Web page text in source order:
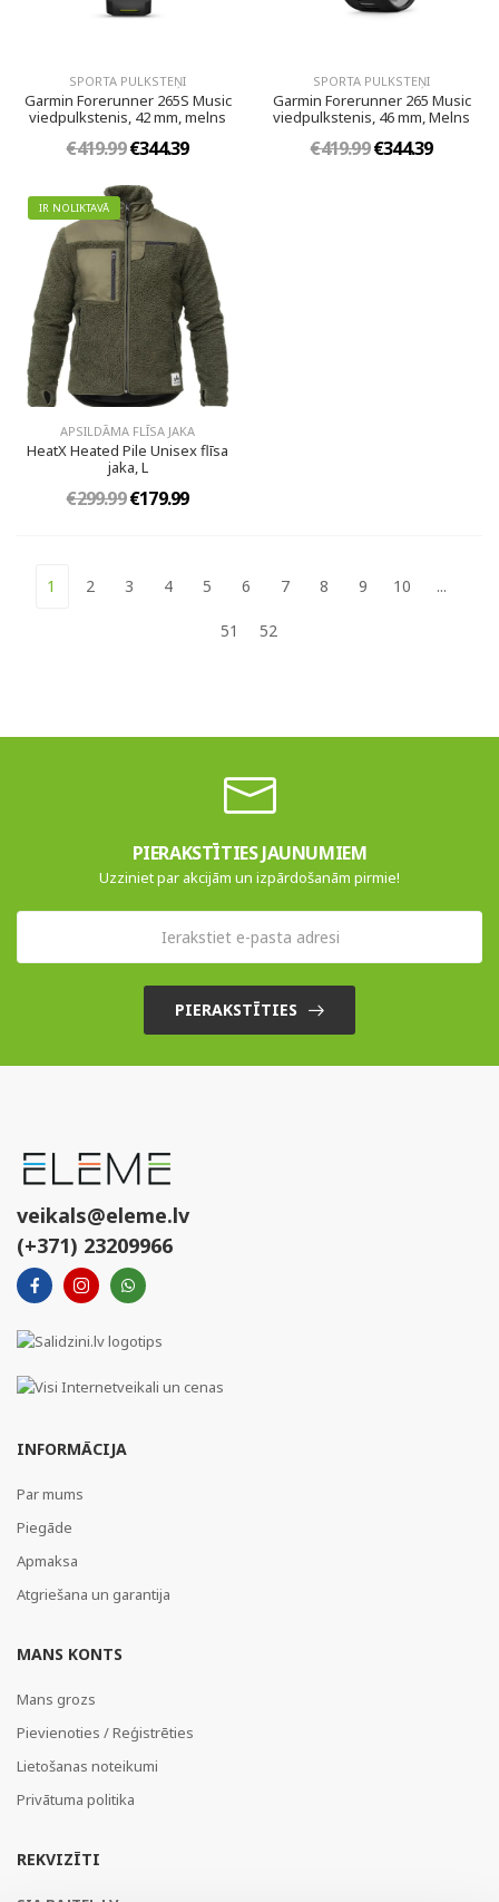
SPORTA PULKSTEŅI
Garmin Forerunner 265S Music
viedpulkstenis, 42 mm, melns
€419.99€344.39
SPORTA PULKSTEŅI
Garmin Forerunner 265 Music
viedpulkstenis, 46 mm, Melns
€419.99€344.39
IR NOLIKTAVĀ
APSILDĀMA FLĪSA JAKA
HeatX Heated Pile Unisex flīsa
jaka, L
€299.99€179.99
1 2 3 4 5 6 7 8 9 10 ...
51 52
PIERAKSTĪTIES JAUNUMIEM
Uzziniet par akcijām un izpārdošanām pirmie!
PIERAKSTĪTIES
veikals@eleme.lv
(+371) 23209966
INFORMĀCIJA
Par mums
Piegāde
Apmaksa
Atgriešana un garantija
MANS KONTS
Mans grozs
Pievienoties / Reģistrēties
Lietošanas noteikumi
Privātuma politika
REKVIZĪTI